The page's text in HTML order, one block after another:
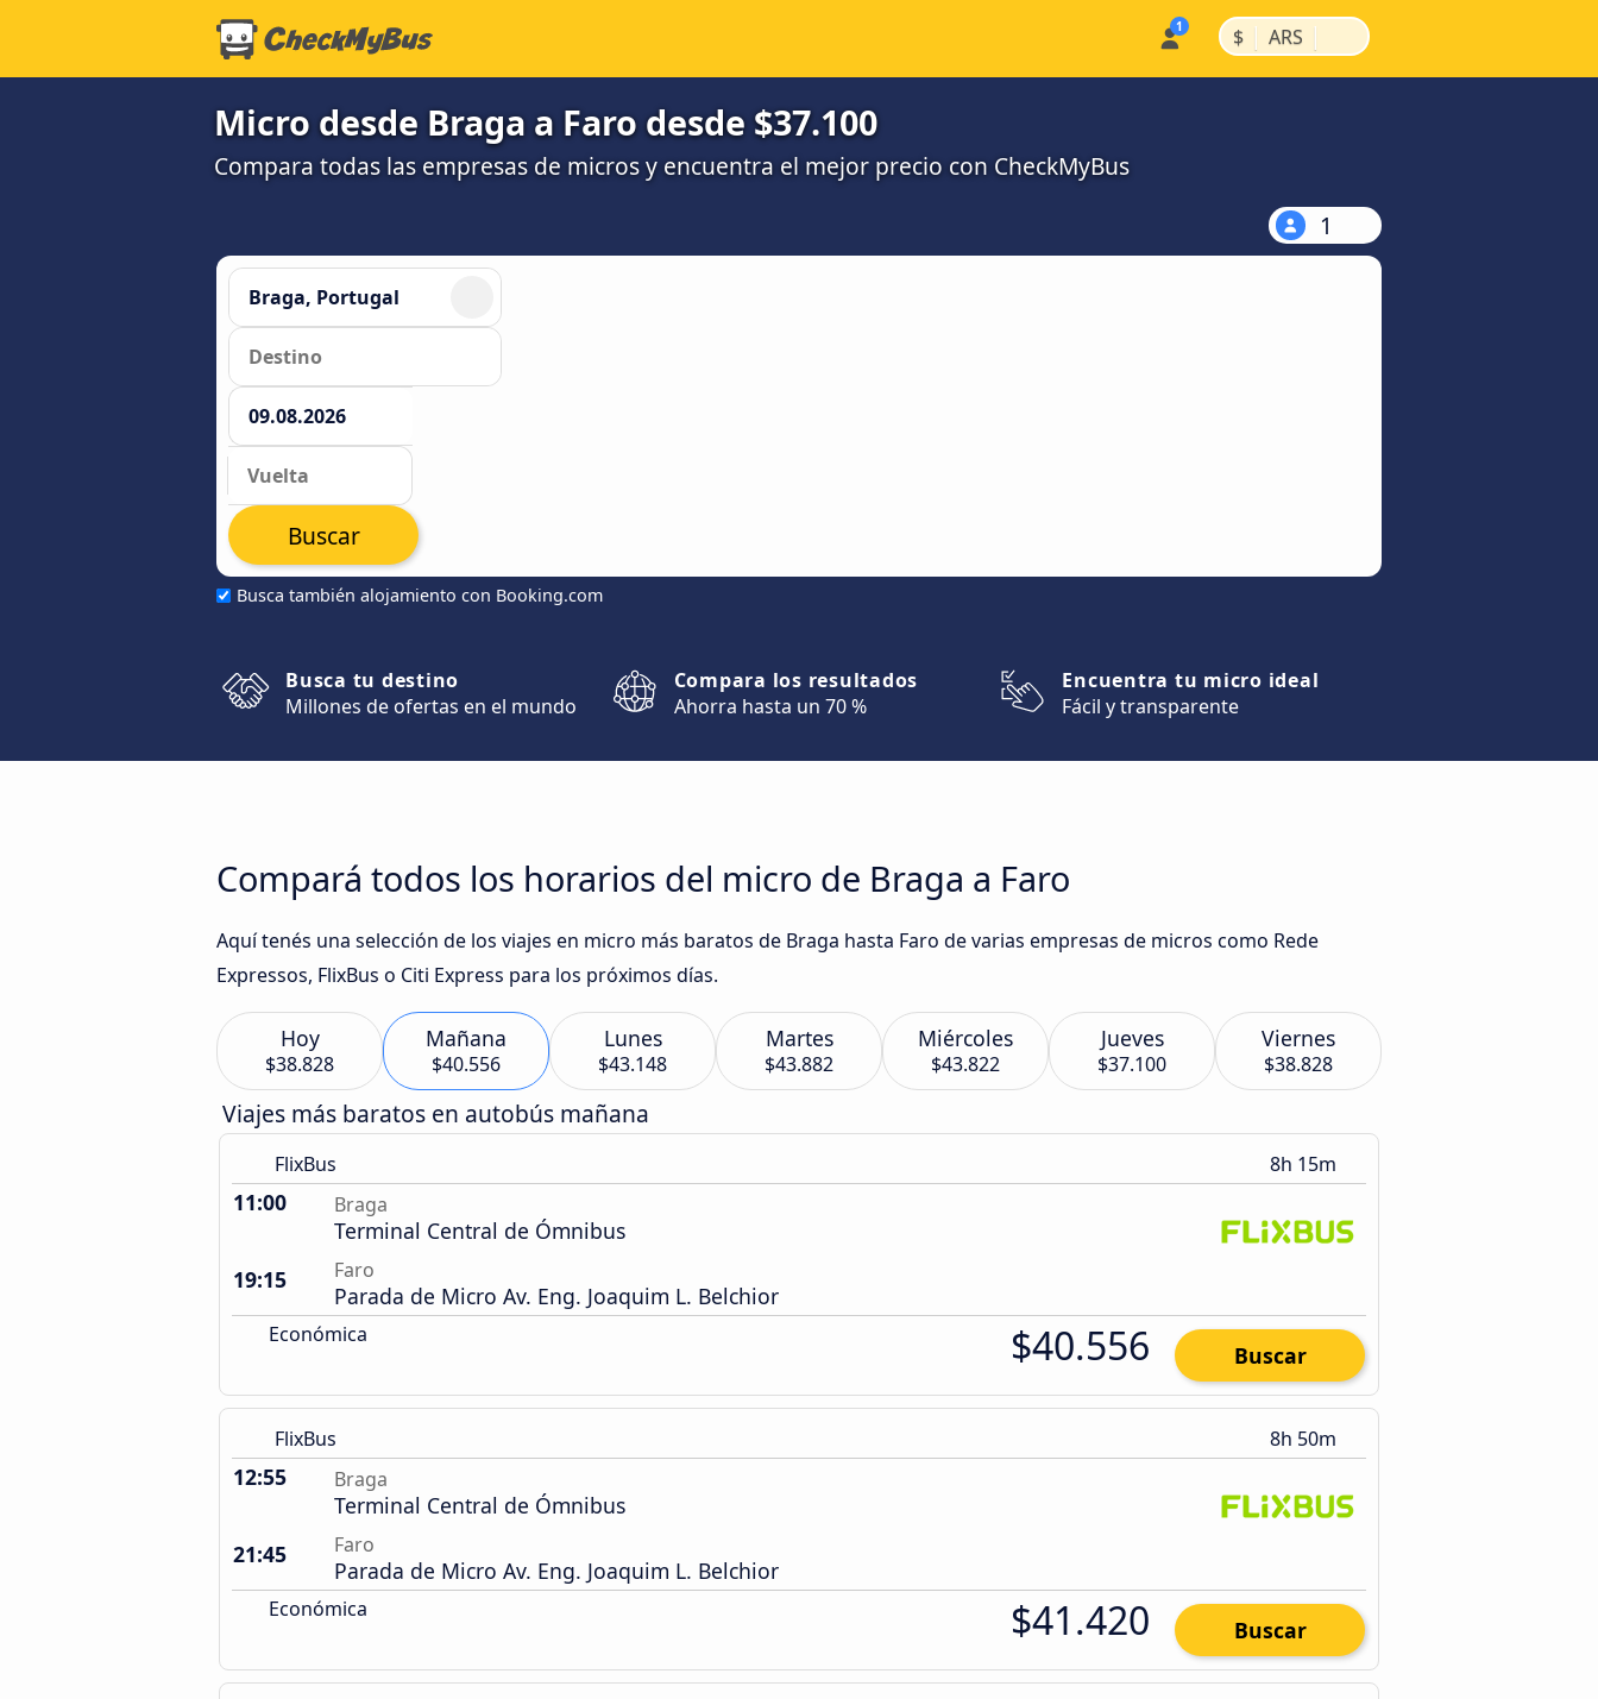
$ | ARS |
Micro desde Braga a Faro desde $37.100
Compara todas las empresas de micros y encuentra el mejor precio con CheckMyBus
1
Busca también alojamiento con Booking.com
Buscar
Busca tu destino
Millones de ofertas en el mundo
Compara los resultados
Ahorra hasta un 70 %
Encuentra tu micro ideal
Fácil y transparente
Compará todos los horarios del micro de Braga a Faro
Aquí tenés una selección de los viajes en micro más baratos de Braga hasta Faro de varias empresas de micros como Rede
Expressos, FlixBus o Citi Express para los próximos días.
Hoy
$38.828
Mañana
$40.556
Lunes
$43.148
Martes
$43.882
Miércoles
$43.822
Jueves
$37.100
Viernes
$38.828
Viajes más baratos en autobús mañana
FlixBus 8h 15m
11:00 Braga
Terminal Central de Ómnibus
19:15
Faro
Parada de Micro Av. Eng. Joaquim L. Belchior
Económica $40.556 Buscar
FlixBus 8h 50m
12:55 Braga
Terminal Central de Ómnibus
21:45
Faro
Parada de Micro Av. Eng. Joaquim L. Belchior
Económica $41.420 Buscar